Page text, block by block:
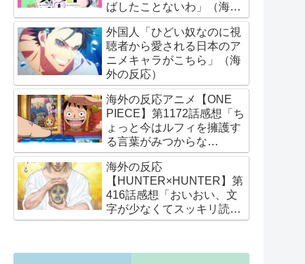
ばしたことないわ」（海外
の反応）
外国人「ひどい奴なのに視
聴者から愛される日本のア
ニメキャラがこちら」（海
外の反応）
海外の反応アニメ【ONE
PIECE】第1172話感想「ち
ょっと今はルフィを擁護す
る言葉がみつからな
い･･･」
海外の反応
【HUNTER×HUNTER】第
416話感想「おいおい、文
字が少なくてスッキリ読め
るぞ！！」